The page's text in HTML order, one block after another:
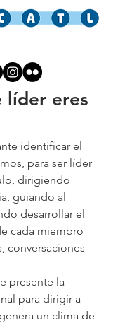
líder eres
identificar el
para ser líder
dirigiendo
guiando al
desarrollar el
cada miembro
conversaciones
presente la
para dirigir a
un clima de